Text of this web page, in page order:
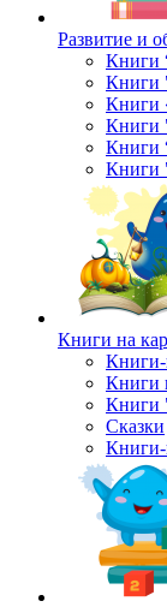
Развитие и
Книги
Книги
Книги
Книги
Книги
Книги
Книги на
Книги
Книги
Сказки
Книги-